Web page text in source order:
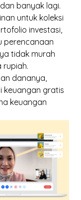
banyak lagi.
untuk koleksi
investasi,
perencanaan
tidak murah
rupiah.
dananya,
keuangan gratis
keuangan